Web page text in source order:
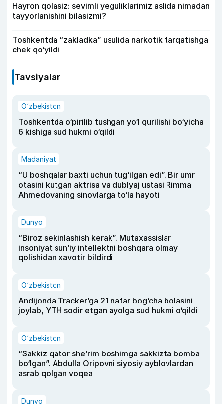
Hayron qolasiz: sevimli yeguliklarimiz aslida nimadan
tayyorlanishini bilasizmi?
Toshkentda “zakladka” usulida narkotik tarqatishga
chek qo‘yildi
Tavsiyalar
O‘zbekiston
Toshkentda o‘pirilib tushgan yo‘l qurilishi bo‘yicha
6 kishiga sud hukmi o‘qildi
Madaniyat
“U boshqalar baxti uchun tug‘ilgan edi”. Bir umr
otasini kutgan aktrisa va dublyaj ustasi Rimma
Ahmedovaning sinovlarga to‘la hayoti
Dunyo
“Biroz sekinlashish kerak”. Mutaxassislar
insoniyat sun’iy intellektni boshqara olmay
qolishidan xavotir bildirdi
O‘zbekiston
Andijonda Tracker’ga 21 nafar bog‘cha bolasini
joylab, YTH sodir etgan ayolga sud hukmi o‘qildi
O‘zbekiston
“Sakkiz qator she’rim boshimga sakkizta bomba
bo‘lgan”. Abdulla Oripovni siyosiy ayblovlardan
asrab qolgan voqea
Dunyo